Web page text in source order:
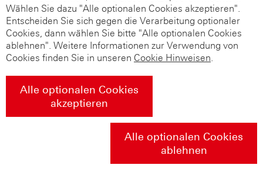
Wählen Sie dazu "Alle optionalen Cookies akzeptieren".
Entscheiden Sie sich gegen die Verarbeitung optionaler
Cookies, dann wählen Sie bitte "Alle optionalen Cookies
ablehnen". Weitere Informationen zur Verwendung von
Cookies finden Sie in unseren Cookie Hinweisen.
Alle optionalen Cookies
akzeptieren
Alle optionalen Cookies
ablehnen